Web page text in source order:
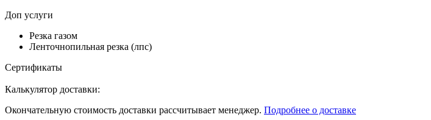
Доп услуги
Резка газом
Ленточнопильная резка (лпс)
Сертификаты
Калькулятор доставки:
Окончательную стоимость доставки рассчитывает менеджер. Подробнее о доставке